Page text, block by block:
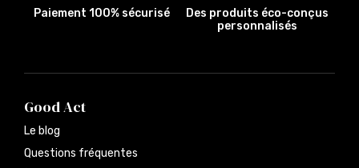
Paiement 100% sécurisé
Des produits éco-conçus
personnalisés
Good Act
Le blog
Questions fréquentes